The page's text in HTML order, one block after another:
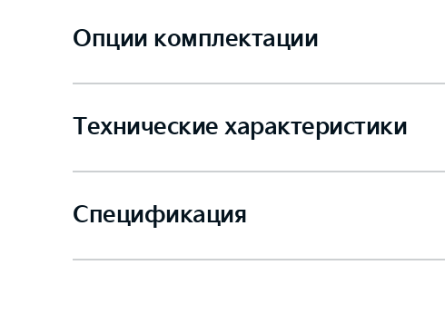
Опции комплектации
Технические характеристики
Спецификация